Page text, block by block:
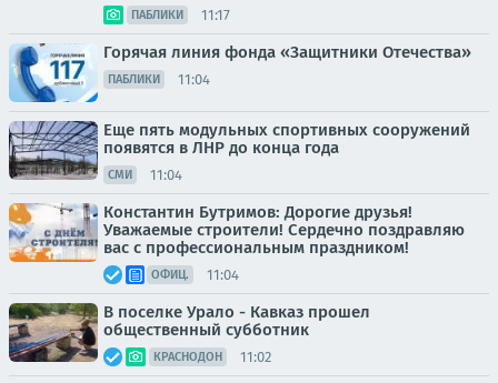
ПАБЛИКИ 11:17
Горячая линия фонда «Защитники Отечества»
ПАБЛИКИ 11:04
Еще пять модульных спортивных сооружений
появятся в ЛНР до конца года
СМИ 11:04
Константин Бутримов: Дорогие друзья!
Уважаемые строители! Сердечно поздравляю
вас с профессиональным праздником!
ОФИЦ. 11:04
В поселке Урало - Кавказ прошел
общественный субботник
КРАСНОДОН 11:02